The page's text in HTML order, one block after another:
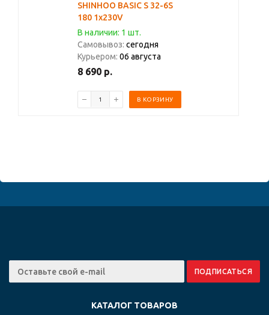
SHINHOO BASIC S 32-6S
180 1x230V
В наличии: 1 шт.
Самовывоз: сегодня
Курьером: 06 августа
8 690 р.
В КОРЗИНУ
КАТАЛОГ ТОВАРОВ